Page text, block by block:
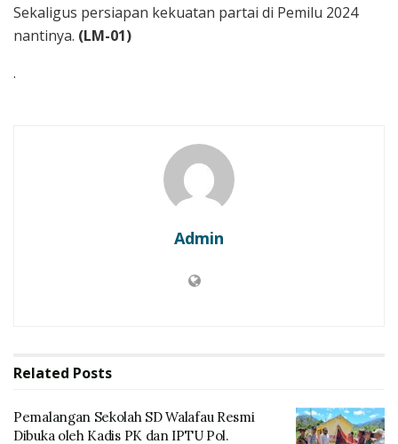
Sekaligus persiapan kekuatan partai di Pemilu 2024
nantinya. (LM-01)
.
Admin
Related Posts
Pemalangan Sekolah SD Walafau Resmi
Dibuka oleh Kadis PK dan IPTU Pol.